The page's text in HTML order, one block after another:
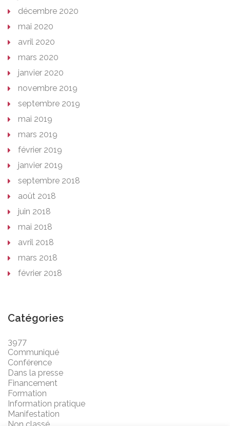
décembre 2020
mai 2020
avril 2020
mars 2020
janvier 2020
novembre 2019
septembre 2019
mai 2019
mars 2019
février 2019
janvier 2019
septembre 2018
août 2018
juin 2018
mai 2018
avril 2018
mars 2018
février 2018
Catégories
3977
Communiqué
Conférence
Dans la presse
Financement
Formation
Information pratique
Manifestation